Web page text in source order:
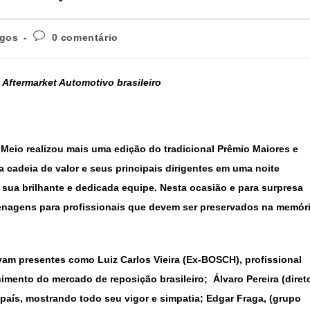
0 comentário
Automotivo brasileiro
realizou mais uma edição do tradicional Prêmio Maiores e
de valor e seus principais dirigentes em uma noite
brilhante e dedicada equipe. Nesta ocasião e para surpresa
para profissionais que devem ser preservados na
presentes como Luiz Carlos Vieira (Ex-BOSCH), profissional
do mercado de reposição brasileiro; Álvaro Pereira
mostrando todo seu vigor e simpatia; Edgar Fraga, (grupo